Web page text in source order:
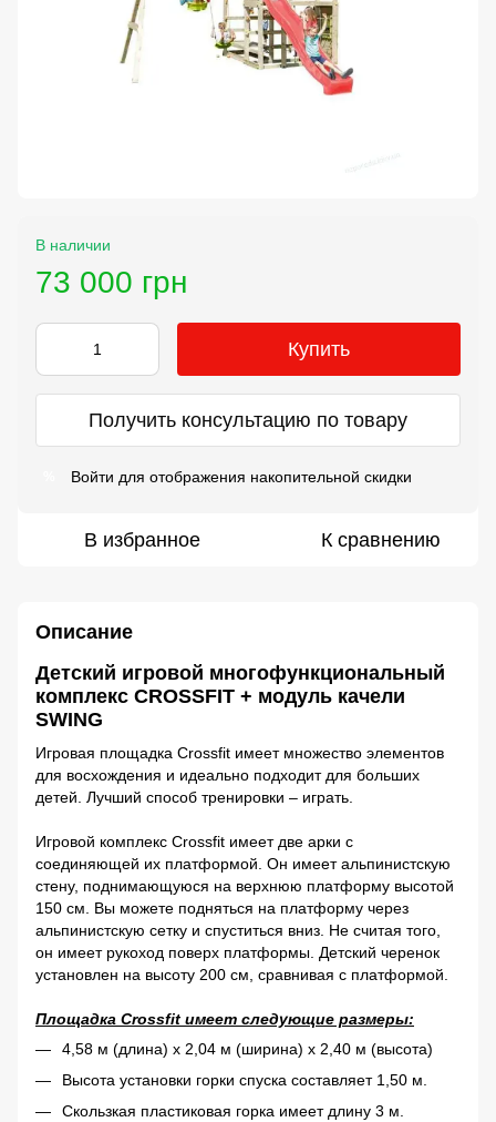
В наличии
73 000 грн
Купить
Получить консультацию по товару
Войти для отображения накопительной скидки
В избранное К сравнению
Описание
Детский игровой многофункциональный
комплекс CROSSFIT + модуль качели
SWING
Игровая площадка Crossfit имеет множество элементов
для восхождения и идеально подходит для больших
детей. Лучший способ тренировки – играть.
Игровой комплекс Crossfit имеет две арки с
соединяющей их платформой. Он имеет альпинистскую
стену, поднимающуюся на верхнюю платформу высотой
150 см. Вы можете подняться на платформу через
альпинистскую сетку и спуститься вниз. Не считая того,
он имеет рукоход поверх платформы. Детский черенок
установлен на высоту 200 см, сравнивая с платформой.
Площадка Crossfit имеет следующие размеры:
4,58 м (длина) х 2,04 м (ширина) х 2,40 м (высота)
Высота установки горки спуска составляет 1,50 м.
Скользкая пластиковая горка имеет длину 3 м.